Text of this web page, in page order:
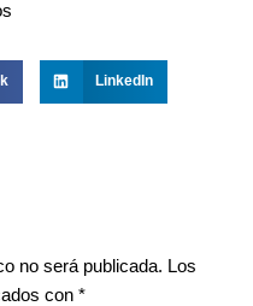
LinkedIn
no será publicada. Los
con *